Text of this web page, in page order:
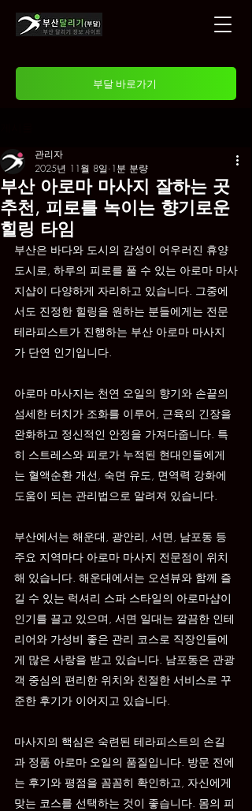
부달 바로가기
부산 아로마 마사지 잘하는 곳
추천, 피로를 녹이는 향기로운
힐링 타임
관리자
2025년 11월 8일 1분 분량
부산은 바다와 도시의 감성이 어우러진 휴양
도시로, 하루의 피로를 풀 수 있는 아로마 마사
지샵이 다양하게 자리하고 있습니다. 그중에
서도 진정한 힐링을 원하는 분들에게는 전문
테라피스트가 진행하는 부산 아로마 마사지
가 단연 인기입니다.
아로마 마사지는 천연 오일의 향기와 손끝의
섬세한 터치가 조화를 이루어, 근육의 긴장을
완화하고 정신적인 안정을 가져다줍니다. 특
히 스트레스와 피로가 누적된 현대인들에게
는 혈액순환 개선, 숙면 유도, 면역력 강화에
도움이 되는 관리법으로 알려져 있습니다.
부산에서는 해운대, 광안리, 서면, 남포동 등
주요 지역마다 아로마 마사지 전문점이 위치
해 있습니다. 해운대에서는 오션뷰와 함께 즐
길 수 있는 럭셔리 스파 스타일의 아로마샵이
인기를 끌고 있으며, 서면 일대는 깔끔한 인테
리어와 가성비 좋은 관리 코스로 직장인들에
게 많은 사랑을 받고 있습니다. 남포동은 관광
객 중심의 편리한 위치와 친절한 서비스로 꾸
준한 후기가 이어지고 있습니다.
마사지의 핵심은 숙련된 테라피스트의 손길
과 정품 아로마 오일의 품질입니다. 방문 전에
는 후기와 평점을 꼼꼼히 확인하고, 자신에게
맞는 코스를 선택하는 것이 좋습니다. 몸의 피